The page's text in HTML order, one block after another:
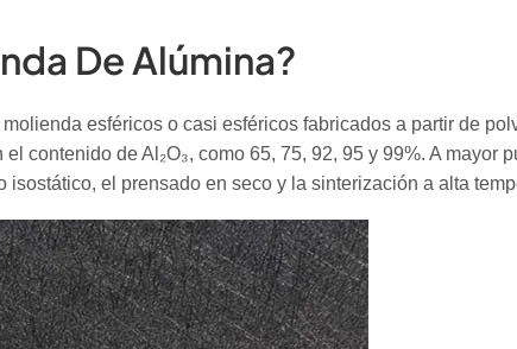
De Alúmina?
esféricos o casi esféricos fabricados a partir de
contenido de Al₂O₃, como 65, 75, 92, 95 y 99%. A
el prensado en seco y la sinterización a alta